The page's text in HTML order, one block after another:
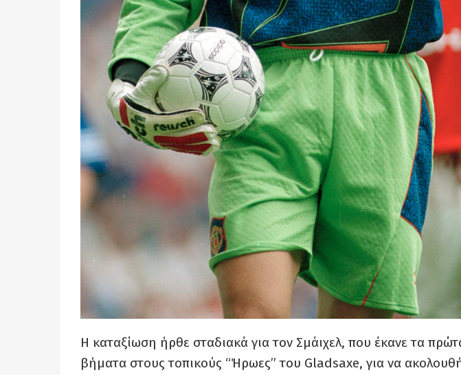
Η καταξίωση ήρθε σταδιακά για τον Σμάιχελ, που έκανε τα
βήματα στους τοπικούς “Ήρωες” του Gladsaxe, για να